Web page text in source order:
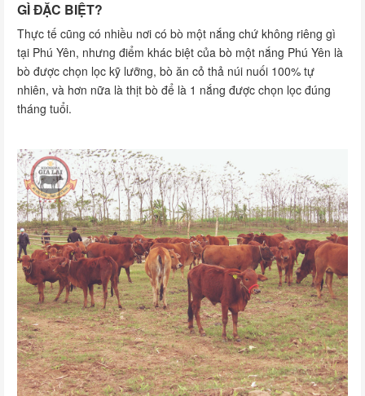
GÌ ĐẶC BIỆT?
Thực tế cũng có nhiều nơi có bò một nắng chứ không riêng gì
tại Phú Yên, nhưng điểm khác biệt của bò một nắng Phú Yên là
bò được chọn lọc kỹ lưỡng, bò ăn cỏ thả núi nuối 100% tự
nhiên, và hơn nữa là thịt bò để là 1 nắng được chọn lọc đúng
tháng tuổi.